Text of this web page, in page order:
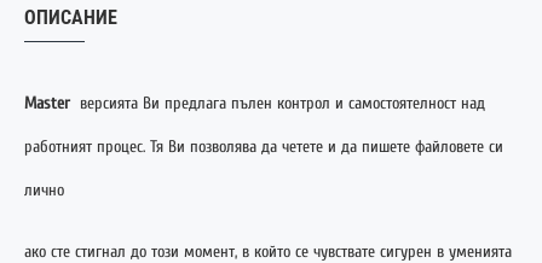
ОПИСАНИЕ
Master версията Ви предлага пълен контрол и самостоятелност над
работният процес. Тя Ви позволява да четете и да пишете файловете си
лично
ако сте стигнал до този момент, в който се чувствате сигурен в уменията